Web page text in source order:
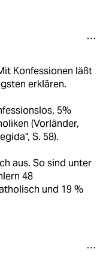
Konfessionen läßt
erklären.
5%
(Vorländer,
S. 58).
aus. So sind unter
48
und 19 %